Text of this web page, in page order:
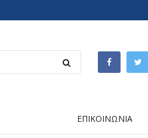
ΕΠΙΚΟΙΝΩΝΙΑ